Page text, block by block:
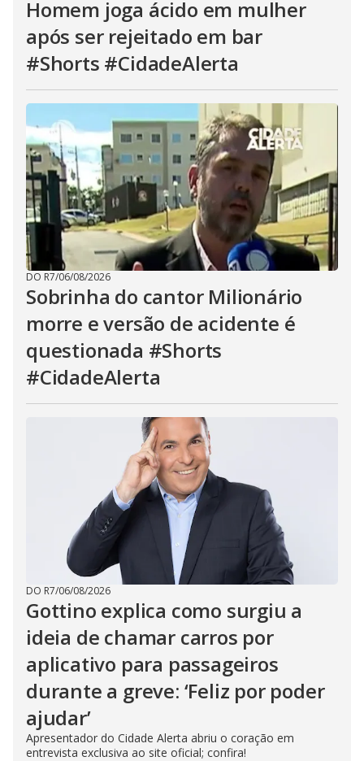
Homem joga ácido em mulher
após ser rejeitado em bar
#Shorts #CidadeAlerta
DO R7/06/08/2026
Sobrinha do cantor Milionário
morre e versão de acidente é
questionada #Shorts
#CidadeAlerta
DO R7/06/08/2026
Gottino explica como surgiu a
ideia de chamar carros por
aplicativo para passageiros
durante a greve: ‘Feliz por poder
ajudar’
Apresentador do Cidade Alerta abriu o coração em
entrevista exclusiva ao site oficial; confira!